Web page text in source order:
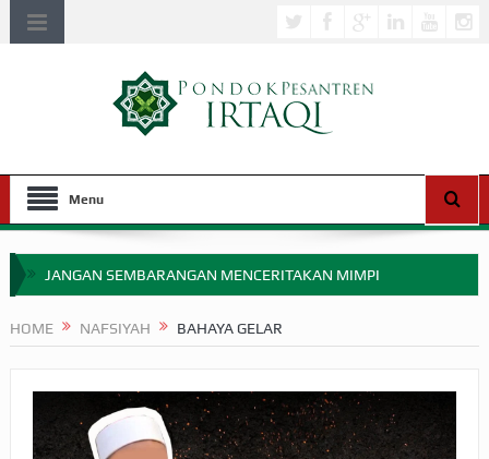
Menu
JANGAN SEMBARANGAN MENCERITAKAN MIMPI
APA HUKUM MEMPERCEPAT PEMBAYARAN ZAKAT
SEBELUM TIBA SAAT WAJIB?
HOME NAFSIYAH BAHAYA GELAR